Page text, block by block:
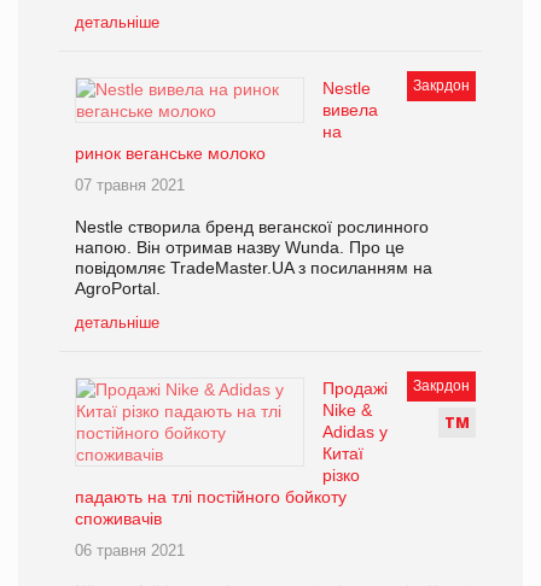
детальніше
Закрдон
Nestle
вивела
на
ринок веганське молоко
07 травня 2021
Nestle створила бренд веганскої рослинного
напою. Він отримав назву Wunda. Про це
повідомляє TradeMaster.UA з посиланням на
AgroPortal.
детальніше
Закрдон
ТМ
Продажі
Nike &
Adidas у
Китаї
різко
падають на тлі постійного бойкоту
споживачів
06 травня 2021